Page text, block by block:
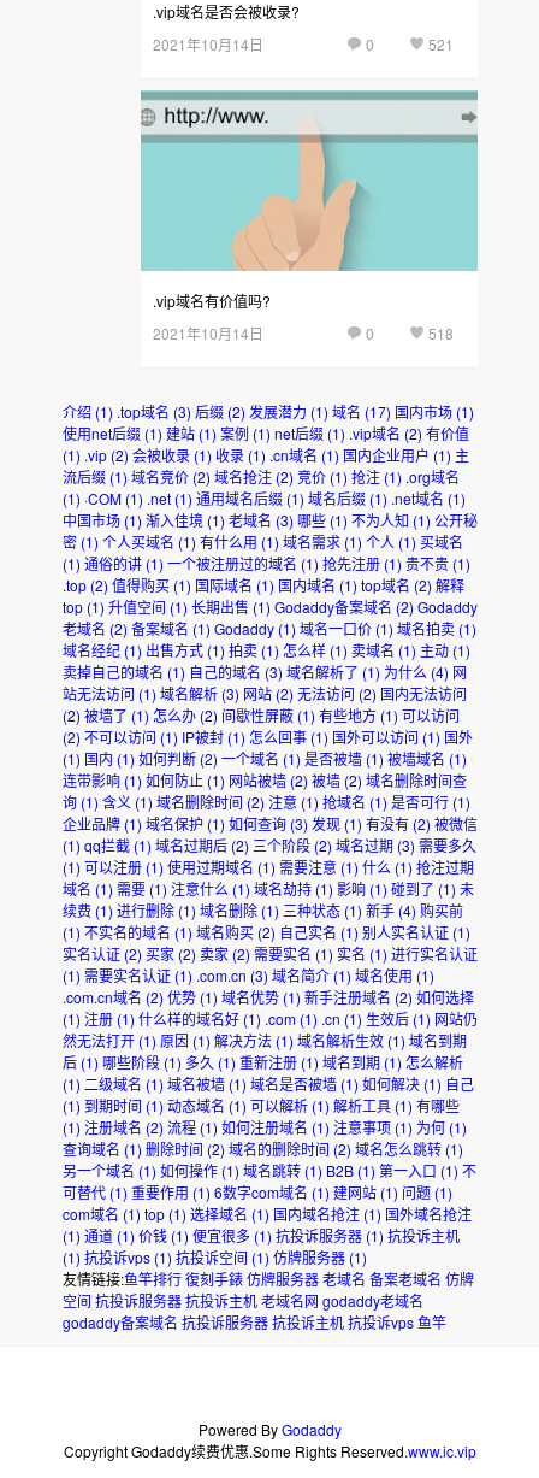
.vip域名是否会被收录?
2021年10月14日
521
0
.vip域名有价值吗?
2021年10月14日
518
0
介绍 (1) .top域名 (3) 后缀(2) 发展潜力 (1) 域名 (17) 国内市场(1)
使用net后缀(1) 建站(1) 案例 (1) net后缀(1) .vip域名 (2) 有价值
(1) .vip(2) 会被收录(1) 收录(1) .cn域名 (1) 国内企业用户 (1) 主
流后缀(1) 域名竞价(2) 域名抢注(2) 竞价(1) 抢注(1) .org域名
(1) ·COM(1) .net(1) 通用域名后缀(1) 域名后缀(1) .net域名 (1)
中国市场(1) 渐入佳境 (1) 老域名 (3) 哪些(1) 不为人知 (1) 公开秘
密(1) 个人买域名 (1) 有什么用 (1) 域名需求(1) 个人 (1) 买域名
(1) 通俗的讲(1) 一个被注册过的域名 (1) 抢先注册(1) 贵不贵(1)
.top(2) 值得购买(1) 国际域名 (1) 国内域名 (1) top域名 (2) 解释
top(1) 升值空间 (1) 长期出售 (1) Godaddy备案域名 (2) Godaddy
老域名 (2) 备案域名 (1) Godaddy(1) 域名一口价(1) 域名拍卖(1)
域名经纪(1) 出售方式(1) 拍卖(1) 怎么样(1) 卖域名 (1) 主动(1)
卖掉自己的域名 (1) 自己的域名 (3) 域名解析了 (1) 为什么 (4) 网
站无法访问 (1) 域名解析(3) 网站(2) 无法访问 (2) 国内无法访问
(2) 被墙了 (1) 怎么办(2) 间歇性屏蔽(1) 有些地方(1) 可以访问
(2) 不可以访问 (1) IP被封(1) 怎么回事(1) 国外可以访问 (1) 国外
(1) 国内 (1) 如何判断(2) 一个域名 (1) 是否被墙(1) 被墙域名 (1)
连带影响(1) 如何防止 (1) 网站被墙(2) 被墙(2) 域名删除时间查
询(1) 含义 (1) 域名删除时间 (2) 注意(1) 抢域名 (1) 是否可行(1)
企业品牌(1) 域名保护 (1) 如何查询(3) 发现(1) 有没有(2) 被微信
(1) qq拦截(1) 域名过期后(2) 三个阶段(2) 域名过期(3) 需要多久
(1) 可以注册(1) 使用过期域名 (1) 需要注意(1) 什么 (1) 抢注过期
域名 (1) 需要(1) 注意什么 (1) 域名劫持(1) 影响(1) 碰到了 (1) 未
续费(1) 进行删除(1) 域名删除(1) 三种状态(1) 新手(4) 购买前
(1) 不实名的域名 (1) 域名购买(2) 自己实名 (1) 别人实名认证(1)
实名认证(2) 买家 (2) 卖家 (2) 需要实名 (1) 实名 (1) 进行实名认证
(1) 需要实名认证(1) .com.cn (3) 域名简介(1) 域名使用 (1)
.com.cn域名 (2) 优势(1) 域名优势(1) 新手注册域名 (2) 如何选择
(1) 注册(1) 什么样的域名好(1) .com(1) .cn (1) 生效后(1) 网站仍
然无法打开(1) 原因 (1) 解决方法(1) 域名解析生效(1) 域名到期
后(1) 哪些阶段(1) 多久 (1) 重新注册(1) 域名到期(1) 怎么解析
(1) 二级域名 (1) 域名被墙(1) 域名是否被墙(1) 如何解决(1) 自己
(1) 到期时间 (1) 动态域名 (1) 可以解析(1) 解析工具(1) 有哪些
(1) 注册域名 (2) 流程(1) 如何注册域名 (1) 注意事项(1) 为何(1)
查询域名 (1) 删除时间 (2) 域名的删除时间 (2) 域名怎么跳转(1)
另一个域名 (1) 如何操作(1) 域名跳转(1) B2B(1) 第一入口 (1) 不
可替代(1) 重要作用 (1) 6数字com域名 (1) 建网站(1) 问题(1)
com域名 (1) top(1) 选择域名 (1) 国内域名抢注(1) 国外域名抢注
(1) 通道(1) 价钱(1) 便宜很多(1) 抗投诉服务器(1) 抗投诉主机
(1) 抗投诉vps(1) 抗投诉空间 (1) 仿牌服务器(1)
友情链接:鱼竿排行 復刻手錶 仿牌服务器 老域名 备案老域名 仿牌
空间 抗投诉服务器 抗投诉主机 老域名网 godaddy老域名
godaddy备案域名 抗投诉服务器 抗投诉主机 抗投诉vps 鱼竿
Powered ByGodaddy
Copyright Godaddy续费优惠.Some Rights Reserved.www.ic.vip